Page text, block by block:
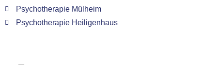
Psychotherapie Mülheim
Psychotherapie Heiligenhaus